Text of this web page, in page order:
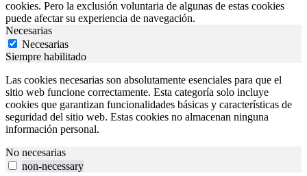
cookies. Pero la exclusión voluntaria de algunas de estas cookies
puede afectar su experiencia de navegación.
Necesarias
Necesarias
Siempre habilitado
Las cookies necesarias son absolutamente esenciales para que el
sitio web funcione correctamente. Esta categoría solo incluye
cookies que garantizan funcionalidades básicas y características de
seguridad del sitio web. Estas cookies no almacenan ninguna
información personal.
No necesarias
non-necessary